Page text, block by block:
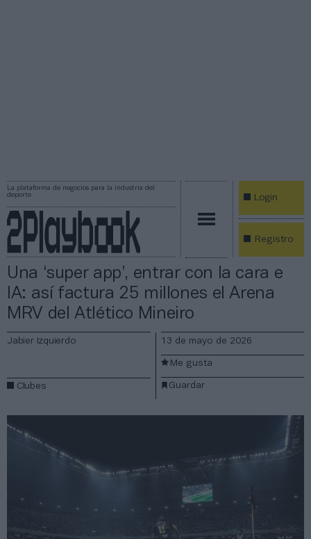
La plataforma de negocios para la industria del
deporte
Login
Registro
Una ‘super app’, entrar con la cara e
IA: así factura 25 millones el Arena
MRV del Atlético Mineiro
Jabier Izquierdo
Clubes
13 de mayo de 2026
Guardar
Me gusta